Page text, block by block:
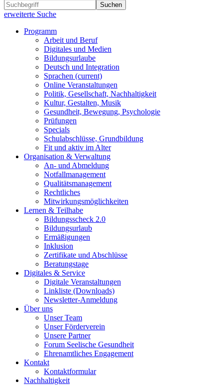
Suchen
erweiterte Suche
Programm
Arbeit und Beruf
Digitales und Medien
Bildungsurlaube
Deutsch und Integration
Sprachen (current)
Online Veranstaltungen
Politik, Gesellschaft, Nachhaltigkeit
Kultur, Gestalten, Musik
Gesundheit, Bewegung, Psychologie
Prüfungen
Specials
Schulabschlüsse, Grundbildung
Fit und aktiv im Alter
Organisation & Verwaltung
An- und Abmeldung
Notfallmanagement
Qualitätsmanagement
Rechtliches
Mitwirkungsmöglichkeiten
Lernen & Teilhabe
Bildungsscheck 2.0
Bildungsurlaub
Ermäßigungen
Inklusion
Zertifikate und Abschlüsse
Beratungstage
Digitales & Service
Digitale Veranstaltungen
Linkliste (Downloads)
Newsletter-Anmeldung
Über uns
Unser Team
Unser Förderverein
Unsere Partner
Forum Seelische Gesundheit
Ehrenamtliches Engagement
Kontakt
Kontaktformular
Nachhaltigkeit